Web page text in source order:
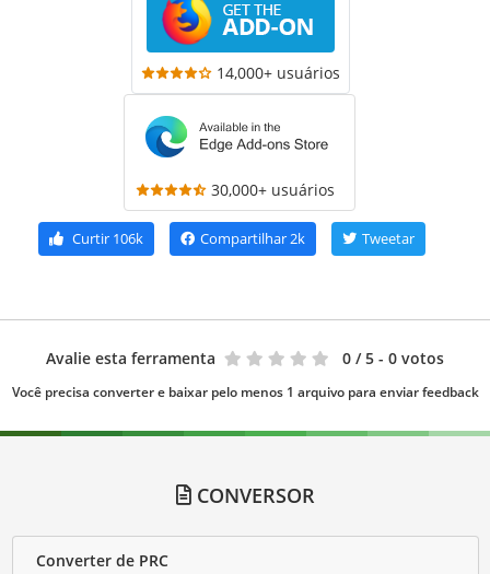
14,000+ usuários
30,000+ usuários
Curtir 106k Compartilhar2k Tweetar
Avalie esta ferramenta 0 / 5 - 0 votos
Você precisa converter e baixar pelo menos 1 arquivo para enviar feedback
CONVERSOR
Converter de PRC